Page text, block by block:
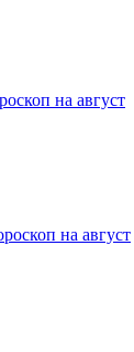
на август
на август